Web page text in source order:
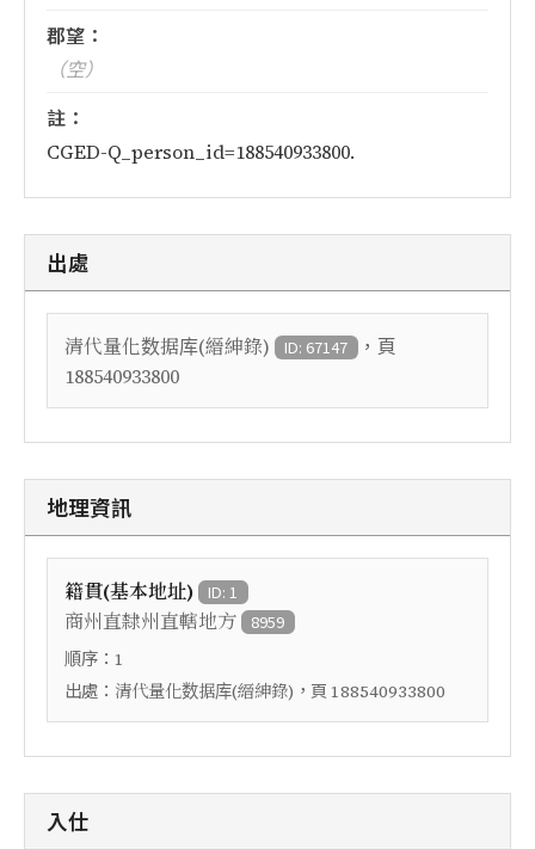
郡望：
（空）
註：
CGED-Q_person_id=188540933800.
出處
清代量化数据库(縉紳錄) ID: 67147 ，頁
188540933800
地理資訊
籍貫(基本地址) ID: 1
商州直隸州直轄地方 8959
順序： 1
出處： 清代量化数据库(縉紳錄) ，頁 188540933800
入仕